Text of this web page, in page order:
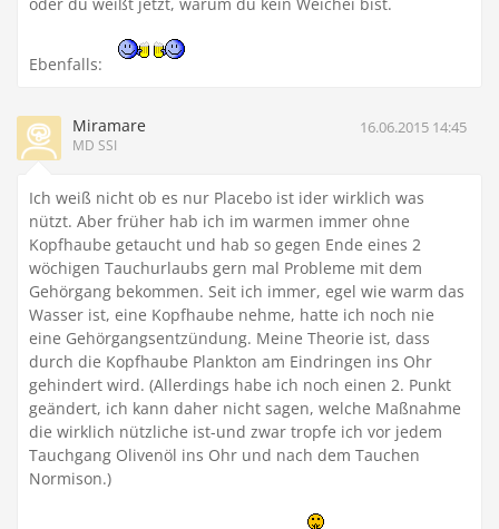
Ebenfalls:
Miramare
MD SSI
16.06.2015 14:45
Ich weiß nicht ob es nur Placebo ist ider wirklich was
nützt. Aber früher hab ich im warmen immer ohne
Kopfhaube getaucht und hab so gegen Ende eines 2
wöchigen Tauchurlaubs gern mal Probleme mit dem
Gehörgang bekommen. Seit ich immer, egel wie warm das
Wasser ist, eine Kopfhaube nehme, hatte ich noch nie
eine Gehörgangsentzündung. Meine Theorie ist, dass
durch die Kopfhaube Plankton am Eindringen ins Ohr
gehindert wird. (Allerdings habe ich noch einen 2. Punkt
geändert, ich kann daher nicht sagen, welche Maßnahme
die wirklich nützliche ist-und zwar tropfe ich vor jedem
Tauchgang Olivenöl ins Ohr und nach dem Tauchen
Normison.)